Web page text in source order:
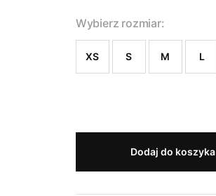
Wybierz rozmiar:
XS S M L
Dodaj do koszyka